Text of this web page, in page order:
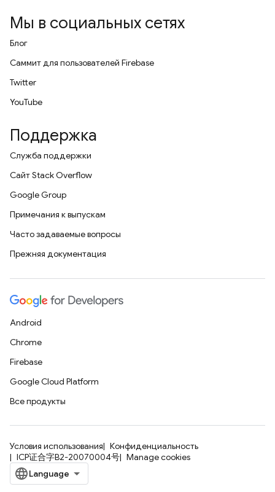
Мы в социальных сетях
Блог
Саммит для пользователей Firebase
Twitter
YouTube
Поддержка
Служба поддержки
Сайт Stack Overflow
Google Group
Примечания к выпускам
Часто задаваемые вопросы
Прежняя документация
Android
Chrome
Firebase
Google Cloud Platform
Все продукты
Условия использования
Конфиденциальность
ICP证合字B2-20070004号
Manage cookies